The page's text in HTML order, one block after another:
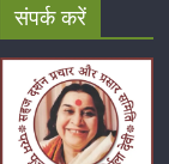
संपर्क करें